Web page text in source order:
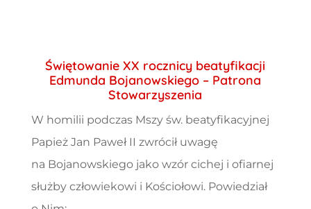
Świętowanie XX rocznicy beatyfikacji
Edmunda Bojanowskiego – Patrona
Stowarzyszenia
W homilii podczas Mszy św. beatyfikacyjnej
Papież Jan Paweł II zwrócił uwagę
na Bojanowskiego jako wzór cichej i ofiarnej
służby człowiekowi i Kościołowi. Powiedział